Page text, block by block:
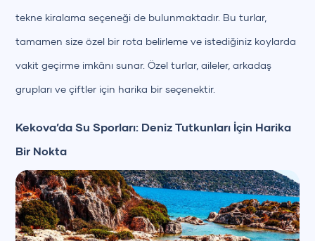
tekne kiralama seçeneği de bulunmaktadır. Bu turlar,
tamamen size özel bir rota belirleme ve istediğiniz koylarda
vakit geçirme imkânı sunar. Özel turlar, aileler, arkadaş
grupları ve çiftler için harika bir seçenektir.
Kekova’da Su Sporları: Deniz Tutkunları İçin Harika
Bir Nokta